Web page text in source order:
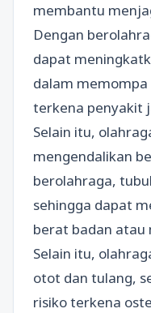
membantu
Dengan
dapat
dalam
terkena penyakit
Selain itu,
mengendalikan
berolahraga,
sehingga dapat
berat badan atau
Selain itu,
otot dan tulang,
risiko terkena